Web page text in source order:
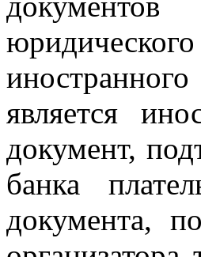
является
документ,
банка
документа,